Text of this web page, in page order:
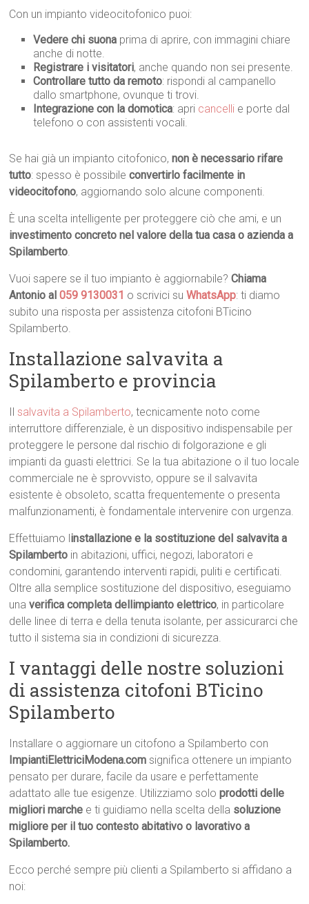
Con un impianto videocitofonico puoi:
Vedere chi suona prima di aprire, con immagini chiare
anche di notte.
Registrare i visitatori, anche quando non sei presente.
Controllare tutto da remoto: rispondi al campanello
dallo smartphone, ovunque ti trovi.
Integrazione con la domotica: apri cancelli e porte dal
telefono o con assistenti vocali.
Se hai già un impianto citofonico,non è necessario rifare
tutto: spesso è possibileconvertirlo facilmente in
videocitofono, aggiornando solo alcune componenti.
È una scelta intelligente per proteggere ciò che ami, e un
investimento concreto nel valore della tua casa o azienda a
Spilamberto.
Vuoi sapere se il tuo impianto è aggiornabile?Chiama
Antonio al059 9130031 o scrivici suWhatsApp: ti diamo
subito una risposta per assistenza citofoni BTicino
Spilamberto.
Installazione salvavita a
Spilamberto e provincia
salvavita a Spilamberto, tecnicamente noto come
interruttore differenziale, è un dispositivo indispensabile per
proteggere le persone dal rischio di folgorazione e gli
impianti da guasti elettrici. Se la tua abitazione o il tuo locale
commerciale ne è sprovvisto, oppure se il salvavita
esistente è obsoleto, scatta frequentemente o presenta
malfunzionamenti, è fondamentale intervenire con urgenza.
Effettuiamo l installazione e la sostituzione del salvavita a
Spilamberto in abitazioni, uffici, negozi, laboratori e
condomini, garantendo interventi rapidi, puliti e certificati.
Oltre alla semplice sostituzione del dispositivo, eseguiamo
unaverifica completa dellimpianto elettrico, in particolare
delle linee di terra e della tenuta isolante, per assicurarci che
tutto il sistema sia in condizioni di sicurezza.
I vantaggi delle nostre soluzioni
di assistenza citofoni BTicino
Spilamberto
Installare o aggiornare un citofono a Spilamberto con
ImpiantiElettriciModena.com significa ottenere un impianto
pensato per durare, facile da usare e perfettamente
adattato alle tue esigenze. Utilizziamo soloprodotti delle
migliori marche e ti guidiamo nella scelta della soluzione
migliore per il tuo contesto abitativo o lavorativo a
Spilamberto.
Ecco perché sempre più clienti a Spilamberto si affidano a
noi: